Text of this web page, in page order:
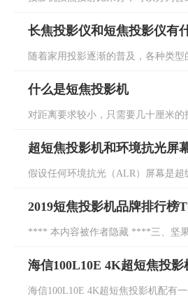
长焦投影仪和短焦投影仪有
随着家用投影逐渐的普及，各种类
什么是短焦投影机
对距离要求较小，只需要几十厘米
超短焦投影机和环境抗光屏
假设任何环境抗光（ALR）屏幕是
2019短焦投影机品牌排行榜
**** 本内容被作者隐藏 ****三、坚
海信100L10E 4K超短焦投
海信100L10E 4K超短焦投影机配有